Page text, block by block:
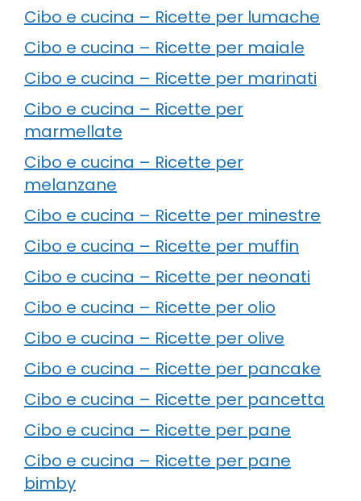
Cibo e cucina – Ricette per lumache
Cibo e cucina – Ricette per maiale
Cibo e cucina – Ricette per marinati
Cibo e cucina – Ricette per
marmellate
Cibo e cucina – Ricette per
melanzane
Cibo e cucina – Ricette per minestre
Cibo e cucina – Ricette per muffin
Cibo e cucina – Ricette per neonati
Cibo e cucina – Ricette per olio
Cibo e cucina – Ricette per olive
Cibo e cucina – Ricette per pancake
Cibo e cucina – Ricette per pancetta
Cibo e cucina – Ricette per pane
Cibo e cucina – Ricette per pane
bimby